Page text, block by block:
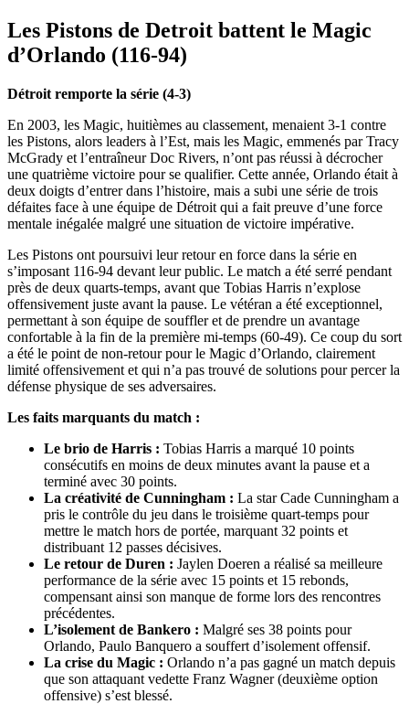
Les Pistons de Detroit battent le Magic
d’Orlando (116-94)
Détroit remporte la série (4-3)
En 2003, les Magic, huitièmes au classement, menaient 3-1 contre
les Pistons, alors leaders à l’Est, mais les Magic, emmenés par Tracy
McGrady et l’entraîneur Doc Rivers, n’ont pas réussi à décrocher
une quatrième victoire pour se qualifier. Cette année, Orlando était à
deux doigts d’entrer dans l’histoire, mais a subi une série de trois
défaites face à une équipe de Détroit qui a fait preuve d’une force
mentale inégalée malgré une situation de victoire impérative.
Les Pistons ont poursuivi leur retour en force dans la série en
s’imposant 116-94 devant leur public. Le match a été serré pendant
près de deux quarts-temps, avant que Tobias Harris n’explose
offensivement juste avant la pause. Le vétéran a été exceptionnel,
permettant à son équipe de souffler et de prendre un avantage
confortable à la fin de la première mi-temps (60-49). Ce coup du sort
a été le point de non-retour pour le Magic d’Orlando, clairement
limité offensivement et qui n’a pas trouvé de solutions pour percer la
défense physique de ses adversaires.
Les faits marquants du match :
Le brio de Harris : Tobias Harris a marqué 10 points
consécutifs en moins de deux minutes avant la pause et a
terminé avec 30 points.
La créativité de Cunningham : La star Cade Cunningham a
pris le contrôle du jeu dans le troisième quart-temps pour
mettre le match hors de portée, marquant 32 points et
distribuant 12 passes décisives.
Le retour de Duren : Jaylen Doeren a réalisé sa meilleure
performance de la série avec 15 points et 15 rebonds,
compensant ainsi son manque de forme lors des rencontres
précédentes.
L’isolement de Bankero : Malgré ses 38 points pour
Orlando, Paulo Banquero a souffert d’isolement offensif.
La crise du Magic : Orlando n’a pas gagné un match depuis
que son attaquant vedette Franz Wagner (deuxième option
offensive) s’est blessé.